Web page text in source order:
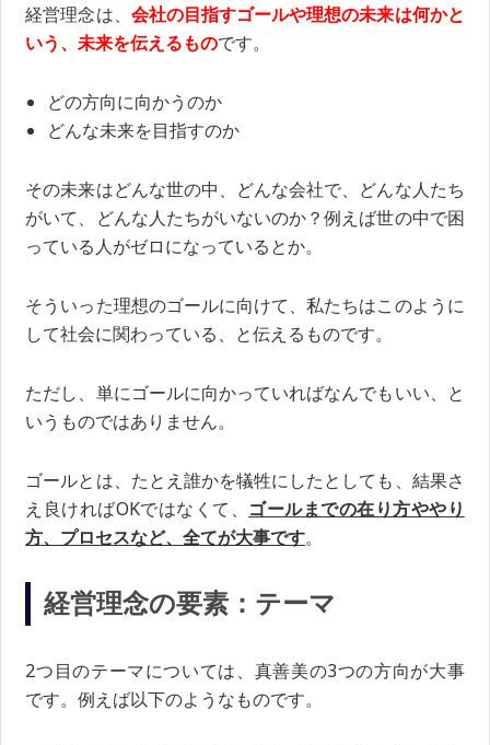
経営理念は、 会社の目指すゴールや理想の未来は何かと
いう、未来を伝えるものです。
どの方向に向かうのか
どんな未来を目指すのか
その未来はどんな世の中、どんな会社で、どんな人たち
がいて、どんな人たちがいないのか？例えば世の中で困
っている人がゼロになっているとか。
そういった理想のゴールに向けて、私たちはこのように
して社会に関わっている、と伝えるものです。
ただし、単にゴールに向かっていればなんでもいい、と
いうものではありません。
ゴールとは、たとえ誰かを犠牲にしたとしても、結果さ
え良ければOKではなくて、 ゴールまでの在り方ややり
方、プロセスなど、全てが大事です。
経営理念の要素：テーマ
2つ目のテーマについては、真善美の3つの方向が大事
です。例えば以下のようなものです。